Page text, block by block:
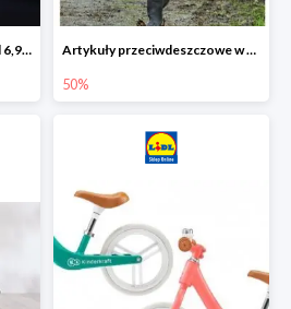
Halloween w Lidlu Online od 6,99 zł Artykuły przeciwdeszczowe w Lodilu Online do -50%
50%